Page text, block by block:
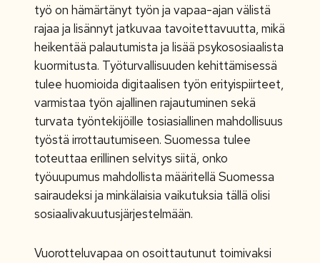
työ on hämärtänyt työn ja vapaa-ajan välistä
rajaa ja lisännyt jatkuvaa tavoitettavuutta, mikä
heikentää palautumista ja lisää psykososiaalista
kuormitusta. Työturvallisuuden kehittämisessä
tulee huomioida digitaalisen työn erityispiirteet,
varmistaa työn ajallinen rajautuminen sekä
turvata työntekijöille tosiasiallinen mahdollisuus
työstä irrottautumiseen. Suomessa tulee
toteuttaa erillinen selvitys siitä, onko
työuupumus mahdollista määritellä Suomessa
sairaudeksi ja minkälaisia vaikutuksia tällä olisi
sosiaalivakuutusjärjestelmään.
Vuorotteluvapaa on osoittautunut toimivaksi